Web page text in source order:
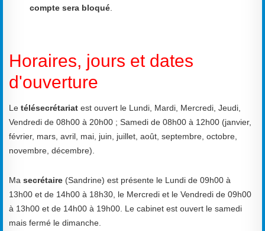
compte sera bloqué
Horaires, jours et dates
d'ouverture
Le télésecrétariat est ouvert le Lundi, Mardi, Mercredi, Jeudi,
Vendredi de 08h00 à 20h00 ; Samedi de 08h00 à 12h00 (janvier,
février, mars, avril, mai, juin, juillet, août, septembre, octobre,
novembre, décembre).
Ma secrétaire (Sandrine) est présente le Lundi de 09h00 à
13h00 et de 14h00 à 18h30, le Mercredi et le Vendredi de 09h00
à 13h00 et de 14h00 à 19h00. Le cabinet est ouvert le samedi
mais fermé le dimanche.